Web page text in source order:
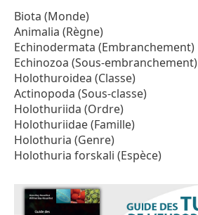
Biota (Monde)
Animalia (Règne)
Echinodermata (Embranchement)
Echinozoa (Sous-embranchement)
Holothuroidea (Classe)
Actinopoda (Sous-classe)
Holothuriida (Ordre)
Holothuriidae (Famille)
Holothuria (Genre)
Holothuria forskali (Espèce)